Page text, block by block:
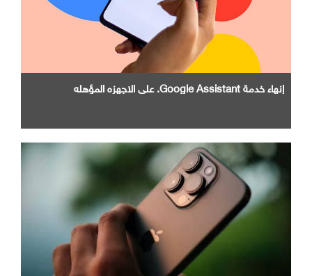
إنهاء خدمة Google Assistant. علي الاجهزه المؤهله